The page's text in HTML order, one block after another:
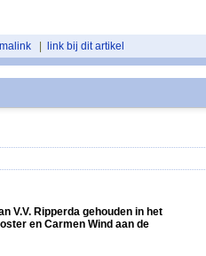
link bij dit artikel
V.V. Ripperda gehouden in het
en Carmen Wind aan de